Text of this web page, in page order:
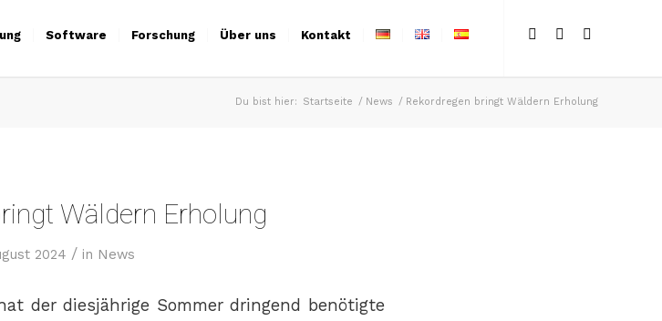
Software Forschung Über uns Kontakt
Du bist hier: Startseite / News / Rekordregen bringt Wäldern Erholung
Wäldern Erholung
2024 / in News
der diesjährige Sommer dringend benötigte